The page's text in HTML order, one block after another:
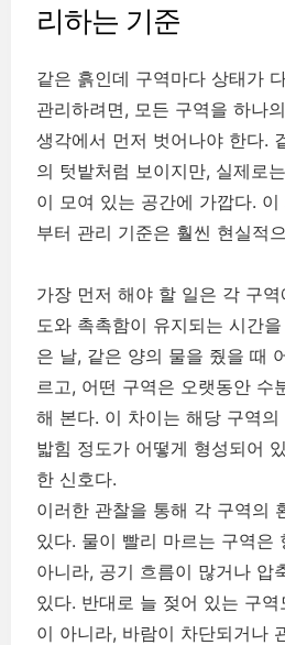
리하는 기준
같은 흙인데 구역마다 상태가
관리하려면, 모든 구역을 하나
생각에서 먼저 벗어나야 한다.
의 텃밭처럼 보이지만, 실제로
이 모여 있는 공간에 가깝다.
부터 관리 기준은 훨씬 현실적
가장 먼저 해야 할 일은 각 구
도와 촉촉함이 유지되는 시간
은 날, 같은 양의 물을 줬을 때
르고, 어떤 구역은 오랫동안 수
해 본다. 이 차이는 해당 구역
밟힘 정도가 어떻게 형성되어
한 신호다.
이러한 관찰을 통해 각 구역의
있다. 물이 빨리 마르는 구역은
아니라, 공기 흐름이 많거나 압
있다. 반대로 늘 젖어 있는 구
이 아니라, 바람이 차단되거나